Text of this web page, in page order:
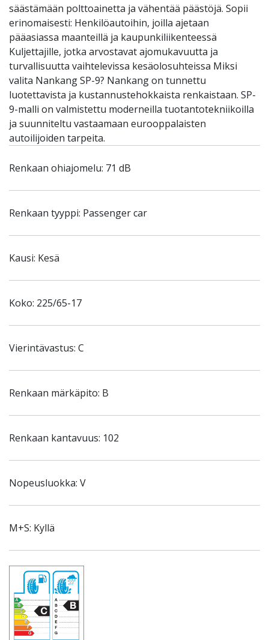
säästämään polttoainetta ja vähentää päästöjä. Sopii
erinomaisesti: Henkilöautoihin, joilla ajetaan
pääasiassa maanteillä ja kaupunkiliikenteessä
Kuljettajille, jotka arvostavat ajomukavuutta ja
turvallisuutta vaihtelevissa kesäolosuhteissa Miksi
valita Nankang SP-9? Nankang on tunnettu
luotettavista ja kustannustehokkaista renkaistaan. SP-
9-malli on valmistettu moderneilla tuotantotekniikoilla
ja suunniteltu vastaamaan eurooppalaisten
autoilijoiden tarpeita.
Renkaan ohiajomelu: 71 dB
Renkaan tyyppi: Passenger car
Kausi: Kesä
Koko: 225/65-17
Vierintävastus: C
Renkaan märkäpito: B
Renkaan kantavuus: 102
Nopeusluokka: V
M+S: Kyllä